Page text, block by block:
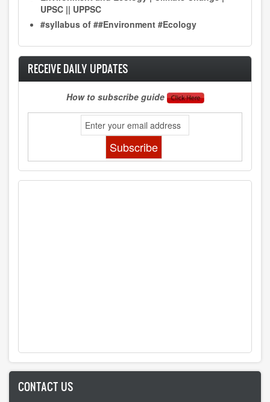
UPSC || UPPSC
#syllabus of ##Environment #Ecology
RECEIVE DAILY UPDATES
How to subscribe guide
CONTACT US